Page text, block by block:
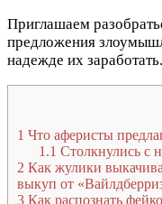
Приглашаем
предложения
надежде их заработать.
1 Что аферисты
1.1 Столкнулись с
2 Как жулики
выкуп от
3 Как распознать